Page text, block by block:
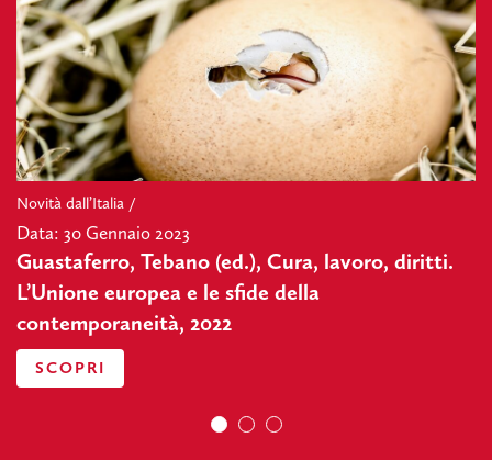
Novità dall’Italia /
Data: 30 Gennaio 2023
Guastaferro, Tebano (ed.), Cura, lavoro, diritti.
L’Unione europea e le sfide della
contemporaneità, 2022
SCOPRI